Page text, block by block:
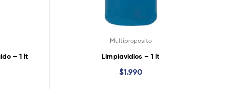
– 1 lt
Multiproposito
Limpiavidios – 1 lt
$1.990